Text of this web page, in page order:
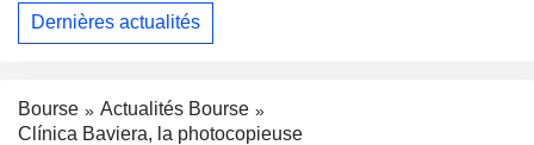
Dernières actualités
Bourse
Actualités Bourse
Clínica Baviera, la photocopieuse